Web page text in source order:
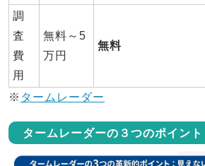
調
査
費
用
無料～5
万円
無料
※ タームレーダー
タームレーダーの３つのポイント